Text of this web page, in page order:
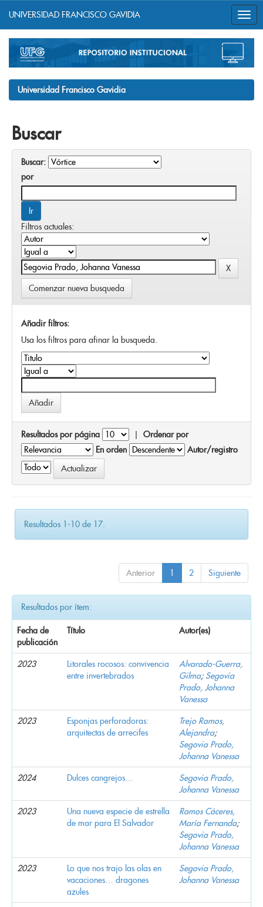
navigation
UNIVERSIDAD FRANCISCO GAVIDIA
Universidad Francisco Gavidia
Buscar
Buscar:
por
Filtros actuales:
Comenzar nueva busqueda
Añadir filtros:
Usa los filtros para afinar la busqueda.
Resultados por página | Ordenar por
En orden
Autor/registro
Resultados 1-10 de 17.
Anterior 1 2 Siguiente
Resultados por ítem:
Fecha de
publicación
Título Autor(es)
2023
Litorales rocosos: convivencia
entre invertebrados
Alvarado-Guerra,
Gilma; Segovia
Prado, Johanna
Vanessa
2023
Esponjas perforadoras:
arquitectas de arrecifes
Trejo Ramos,
Alejandra;
Segovia Prado,
Johanna Vanessa
2024 Dulces cangrejos…
Segovia Prado,
Johanna Vanessa
2023
Una nueva especie de estrella
de mar para El Salvador
Ramos Cáceres,
María Fernanda;
Segovia Prado,
Johanna Vanessa
2023
Lo que nos trajo las olas en
vacaciones… dragones
azules
Segovia Prado,
Johanna Vanessa